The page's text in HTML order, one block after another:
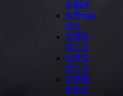
线翻译
免费logo
设计
免费视
频工具
免费音
频工具
免费图
库素材